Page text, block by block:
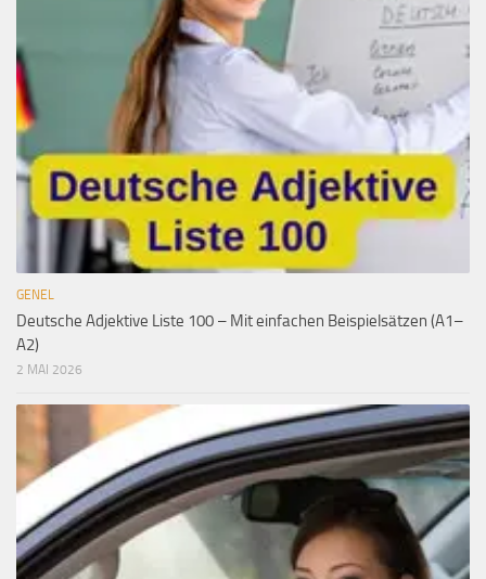
GENEL
Deutsche Adjektive Liste 100 – Mit einfachen Beispielsätzen (A1–
A2)
2 MAI 2026